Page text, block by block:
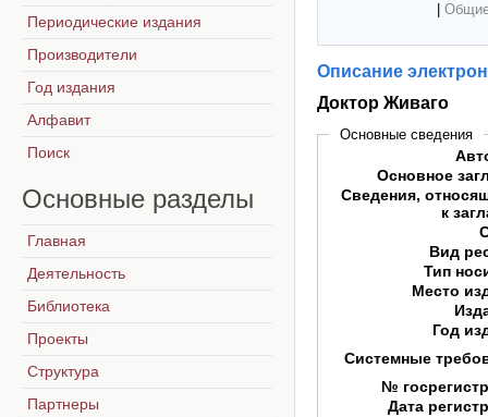
Описание
Доктор Живаго
Основные сведения
Основное
Сведения,
к
Вид
Тип
Место
Год
Системные
№
Дата
Периодические издания
Производители
Год издания
Алфавит
Поиск
Основные разделы
Главная
Деятельность
Библиотека
Проекты
Структура
Партнеры